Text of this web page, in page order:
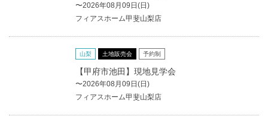
〜2026年08月09日(日)
フィアスホーム甲斐山梨店
山梨 土地販売会 予約制
【甲府市池田】現地見学会
〜2026年08月09日(日)
フィアスホーム甲斐山梨店